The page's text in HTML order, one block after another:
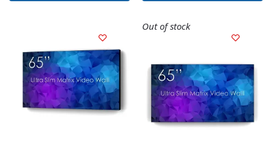
Out of stock